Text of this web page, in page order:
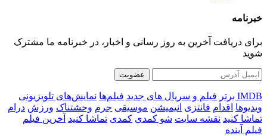
خبرنامه
برای دریافت آخرین به روز رسانی و اخبار، در خبرنامه ما مشترک
شوید
عضویت
IMDB برتر فیلم و سریال های جدید فیلم‌ها نمایش‌های تلویزیونی
ویدیوها اقدام فانتزی انیمیشن موسیقی جرم وحشتناک ورزش درام
تماشا کنید نقشه سایت شو کمدی کمدی تماشا کنید آخرین فیلم
فیلم آینده